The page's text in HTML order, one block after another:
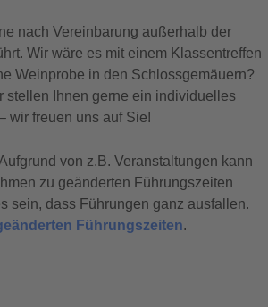
nach Vereinbarung außerhalb der
Wir wäre es mit einem Klassentreffen
Weinprobe in den Schlossgemäuern?
stellen Ihnen gerne ein individuelles
wir freuen uns auf Sie!
von z.B. Veranstaltungen kann
zu geänderten Führungszeiten
sein, dass Führungen ganz ausfallen.
Führungszeiten.